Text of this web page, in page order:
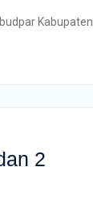
Kabupaten
2